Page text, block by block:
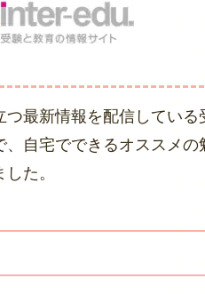
最新情報を配信している
、自宅でできるオススメ
た。